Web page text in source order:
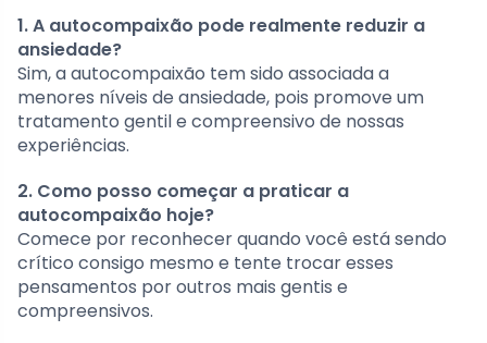
1. A autocompaixão pode realmente reduzir a
ansiedade?
Sim, a autocompaixão tem sido associada a
menores níveis de ansiedade, pois promove um
tratamento gentil e compreensivo de nossas
experiências.
2. Como posso começar a praticar a
autocompaixão hoje?
Comece por reconhecer quando você está sendo
crítico consigo mesmo e tente trocar esses
pensamentos por outros mais gentis e
compreensivos.